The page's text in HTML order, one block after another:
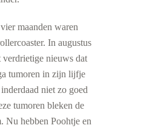
maanden waren
In augustus
verdrietige nieuws dat
tumoren in zijn lijfje
niet zo goed
tumoren bleken de
Nu hebben Poohtje en